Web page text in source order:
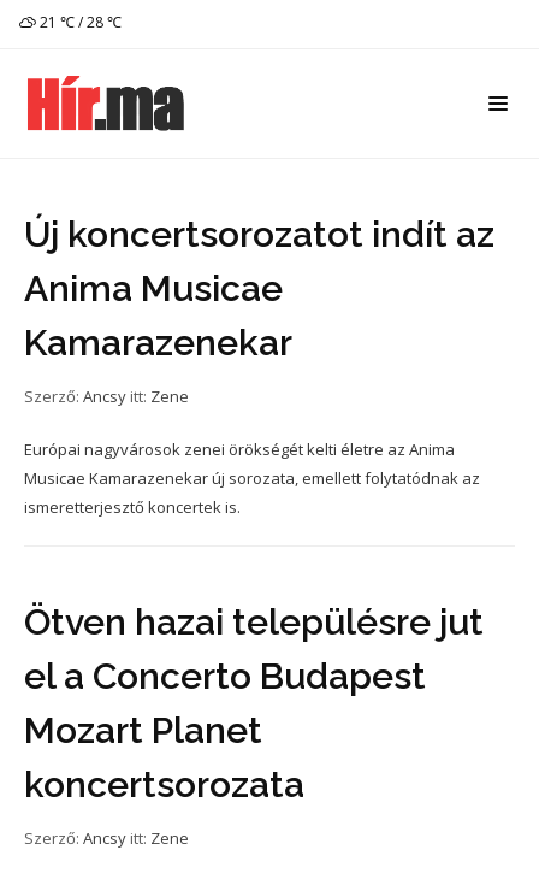
21 ℃ / 28 ℃
Új koncertsorozatot indít az
Anima Musicae
Kamarazenekar
Szerző: Ancsy itt: Zene
Európai nagyvárosok zenei örökségét kelti életre az Anima
Musicae Kamarazenekar új sorozata, emellett folytatódnak az
ismeretterjesztő koncertek is.
Ötven hazai településre jut
el a Concerto Budapest
Mozart Planet
koncertsorozata
Szerző: Ancsy itt: Zene